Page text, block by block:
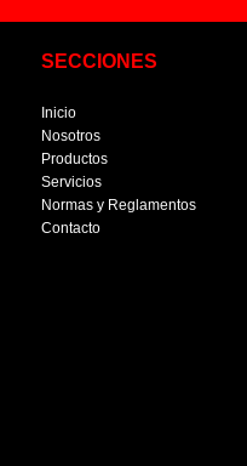
SECCIONES
Inicio
Nosotros
Productos
Servicios
Normas y Reglamentos
Contacto